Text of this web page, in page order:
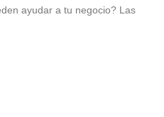
ayudar a tu negocio? Las